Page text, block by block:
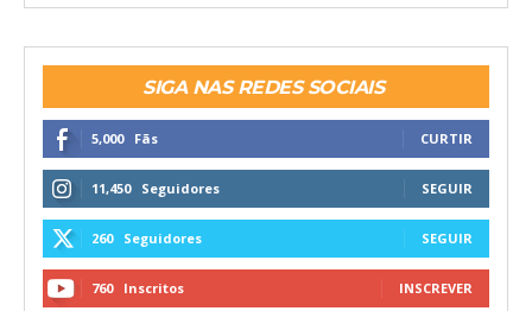
SIGA NAS REDES SOCIAIS
5,000 Fãs CURTIR
11,450 Seguidores SEGUIR
260 Seguidores SEGUIR
760 Inscritos INSCREVER